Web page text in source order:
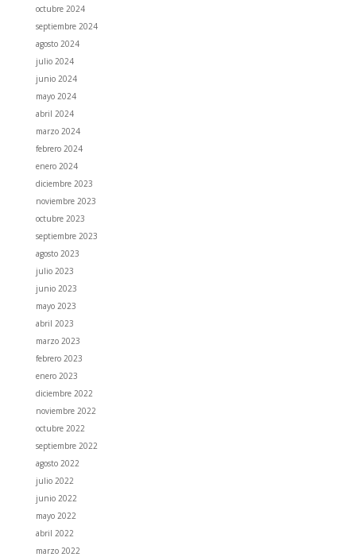
octubre 2024
septiembre 2024
agosto 2024
julio 2024
junio 2024
mayo 2024
abril 2024
marzo 2024
febrero 2024
enero 2024
diciembre 2023
noviembre 2023
octubre 2023
septiembre 2023
agosto 2023
julio 2023
junio 2023
mayo 2023
abril 2023
marzo 2023
febrero 2023
enero 2023
diciembre 2022
noviembre 2022
octubre 2022
septiembre 2022
agosto 2022
julio 2022
junio 2022
mayo 2022
abril 2022
marzo 2022